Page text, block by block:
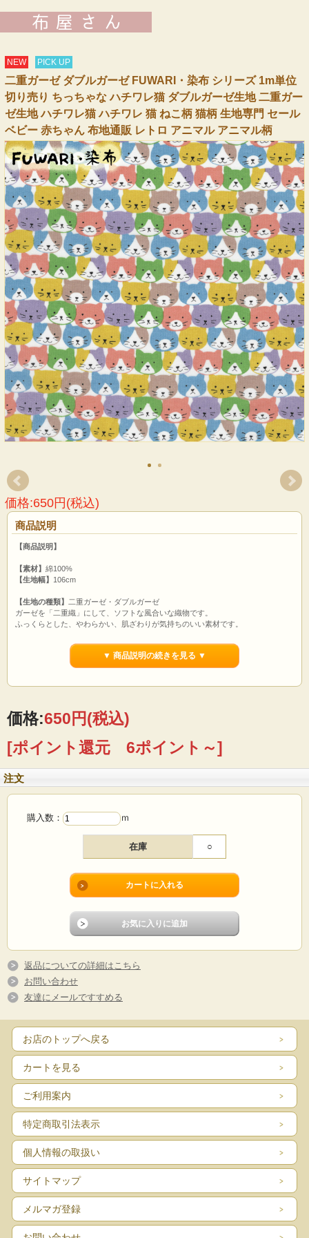
NEW PICK UP
二重ガーゼ ダブルガーゼ FUWARI・染布 シリーズ 1m単位
切り売り ちっちゃな ハチワレ猫 ダブルガーゼ生地 二重ガー
ゼ生地 ハチワレ猫 ハチワレ 猫 ねこ柄 猫柄 生地専門 セール
ベビー 赤ちゃん 布地通販 レトロ アニマル アニマル柄
価格:650円(税込)
商品説明
【商品説明】
【素材】 綿100%
【生地幅】 106cm
【生地の種類】 二重ガーゼ・ダブルガーゼ
ガーゼを「二重織」にして、ソフトな風合いな織物です。
ふっくらとした、やわらかい、肌ざわりが気持ちのいい素材です。
通気性・吸水速乾性が優れているため、夏は涼しく、
二重の内部に適度な空気を含むので、冬は暖かいです。
（例えば）
1mの場合→「1」 5mの場合→「5」
☆1点のご注文に対して、基本的に生地はつながった状態で送らせていただきま
す。
☆画面上で見た色と実際の商品の色とは、写真撮影時の光源 またはお客様がお使
いの
パソコンモニターによって、多少異なる場合がございます。ご了承ください。
反毎に行う様お願い致します。
☆商品総額、税込5000円以上お買い上げで全国送料無料です。
☆反物(基本的には丸巻36ｍ)でお買い上げの場合は卸価格販売させていただきま
まずはお気軽にメール・お電話でお問い合わせください。
▼ 商品説明の続きを見る ▼
価格:650円(税込)
[ポイント還元 6ポイント～]
注文
購入数： ｍ
在庫 ○
返品についての詳細はこちら
お問い合わせ
友達にメールですすめる
お店のトップへ戻る
カートを見る
ご利用案内
特定商取引法表示
個人情報の取扱い
サイトマップ
メルマガ登録